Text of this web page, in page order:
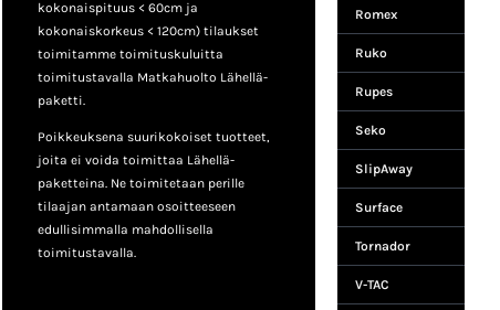
kokonaispituus < 60cm ja
kokonaiskorkeus < 120cm) tilaukset
toimitamme toimituskuluitta
toimitustavalla Matkahuolto Lähellä-
paketti.
Poikkeuksena suurikokoiset tuotteet,
joita ei voida toimittaa Lähellä-
paketteina. Ne toimitetaan perille
tilaajan antamaan osoitteeseen
edullisimmalla mahdollisella
toimitustavalla.
Romex
Ruko
Rupes
Seko
SlipAway
Surface
Tornador
V-TAC